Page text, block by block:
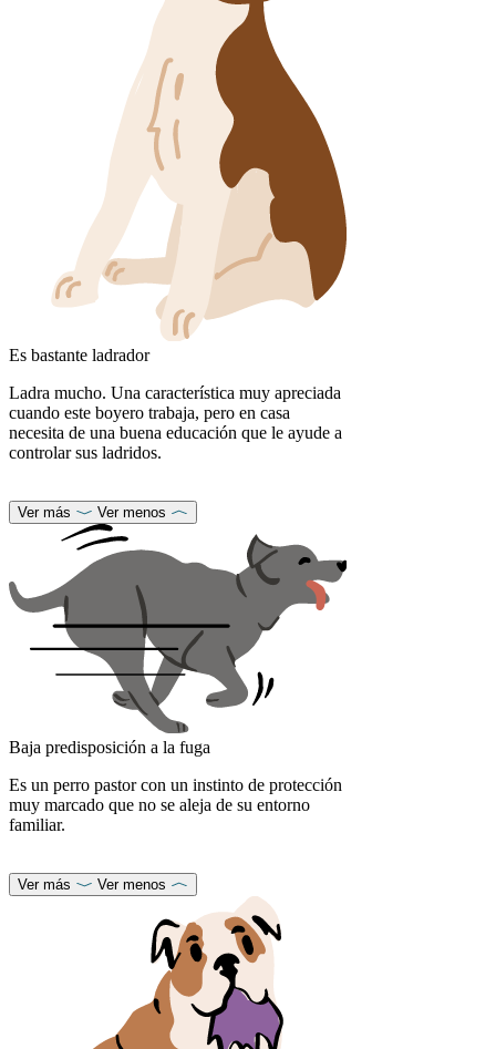
Es bastante ladrador
Ladra mucho. Una característica muy apreciada
cuando este boyero trabaja, pero en casa
necesita de una buena educación que le ayude a
controlar sus ladridos.
Ver más Ver menos
Baja predisposición a la fuga
Es un perro pastor con un instinto de protección
muy marcado que no se aleja de su entorno
familiar.
Ver más Ver menos